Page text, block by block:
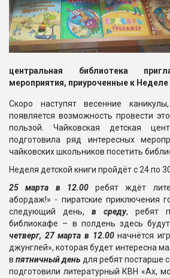
центральная библиотека
мероприятия, приуроченные к Неделе
Скоро наступят весенние
появляется возможность провести
пользой. Чайковская детская
подготовила ряд интересных
чайковских школьников посетить
Неделя детской книги пройдёт с 24 по
25 марта в 12.00 ребят ждёт
абордаж!» - пиратские приключения
следующий день, в среду, ребят
библиокафе – в полдень здесь будут
четверг, 27 марта в 12.00начнётся
джунглей», которая будет интересна
в пятничный день для ребят постарше
подготовили литературный КВН «Ах,